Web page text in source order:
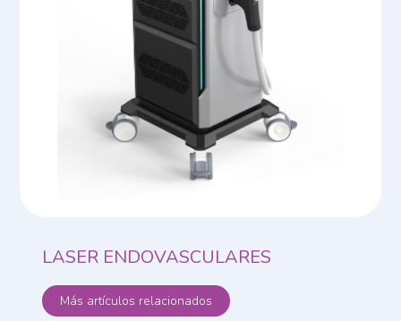
LASER ENDOVASCULARES
Más artículos relacionados